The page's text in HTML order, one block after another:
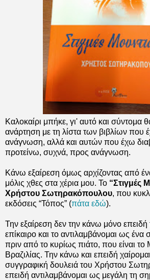
Καλοκαίρι μπήκε, γι' αυτό και σύντομα
ανάρτηση με τη λίστα των βιβλίων που
ανάγνωση, αλλά και αυτών που έχω
προτείνω, συχνά, προς ανάγνωση.
Κάνω εξαίρεση όμως αρχίζοντας από
μόλις χθες στα χέρια μου. Το “Στιγμές
Χρήστου Σωτηρακόπουλου, που
εκδόσεις “Τόπος” (πάτα εδώ).
Την εξαίρεση δεν την κάνω μόνο επειδή
επίκαιρο και το αντιλαμβάνομαι ως ένα
πριν από το κυρίως πιάτο, που είναι το
Βραζιλίας. Την κάνω και επειδή
συγγραφική δουλειά του Χρήστου
επειδή αντιλαμβάνομαι ως μεγάλη τη